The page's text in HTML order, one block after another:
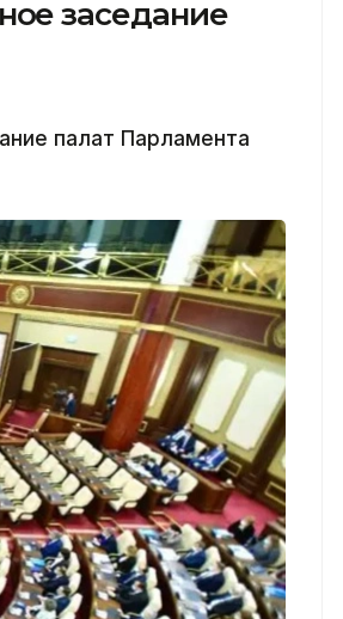
заседание
палат Парламента